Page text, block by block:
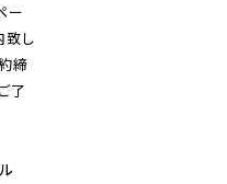
ー
致し
締
了